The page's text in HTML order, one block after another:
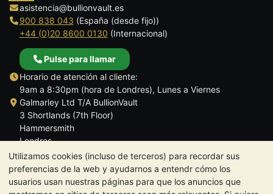
Utilizamos cookies (incluso de terceros) para recordar sus
preferencias de la web y ayudarnos a entendr cómo los
usuarios usan nuestras páginas para que los anuncios que
asistencia@bullionvault.es
900 838 043 (España (desde fijo))
+44 (0)20 8600 0130 (Internacional)
Pulse para llamar
Horario de atención al cliente:
9am a 8:30pm (hora de Londres), Lunes a Viernes
Galmarley Ltd T/A BullionVault
3 Shortlands (7th Floor)
Hammersmith
Londres
W6 8DA
Reino Unido